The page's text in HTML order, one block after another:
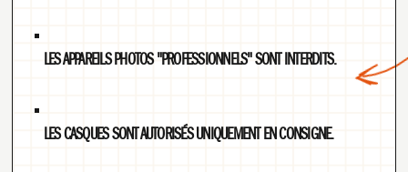
PROGRAMMATION
LES APPAREILS PHOTOS "PROFESSIONNELS" SONT INTERDITS.
LES CASQUES SONT AUTORISÉS UNIQUEMENT EN CONSIGNE.